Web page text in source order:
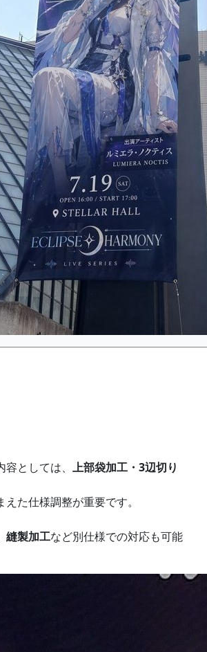
としては、 上部袋加工・3辺切り
えた仕様調整が重要です。
縫製加工など別仕様での対応も可能